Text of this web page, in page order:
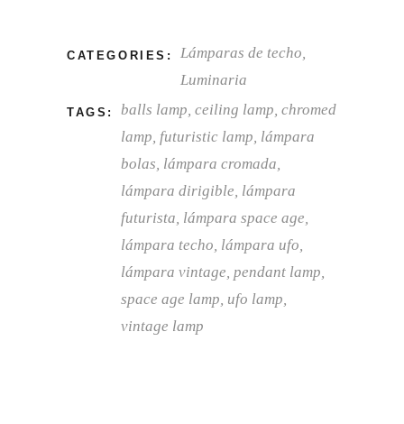
CATEGORIES: Lámparas de techo,
Luminaria
TAGS: balls lamp, ceiling lamp, chromed
lamp, futuristic lamp, lámpara
bolas, lámpara cromada,
lámpara dirigible, lámpara
futurista, lámpara space age,
lámpara techo, lámpara ufo,
lámpara vintage, pendant lamp,
space age lamp, ufo lamp,
vintage lamp